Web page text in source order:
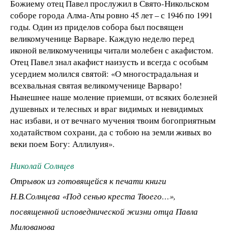
Божиему отец Павел прослужил в Свято-Никольском
соборе города Алма-Аты ровно 45 лет – с 1946 по 1991
годы. Один из приделов собора был посвящен
великомученице Варваре. Каждую неделю перед
иконой великомученицы читали молебен с акафистом.
Отец Павел знал акафист наизусть и всегда с особым
усердием молился святой: «О многострадальная и
всехвальная святая великомученице Варваро!
Нынешнее наше моление приемши, от всяких болезней
душевных и телесных и враг видимых и невидимых
нас избави, и от вечнаго мучения твоим богоприятным
ходатайством сохрани, да с тобою на земли живых во
веки поем Богу: Аллилуия».
Николай Солнцев
Отрывок из готовящейся к печати книги
Н.В.Солнцева «Под сенью креста Твоего…»,
посвященной исповеднической жизни отца Павла
Милованова